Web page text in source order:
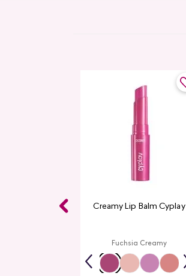
Creamy Lip Balm Cyplay
Fuchsia Creamy